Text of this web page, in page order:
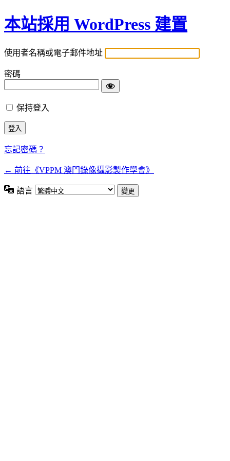
本站採用 WordPress 建置
使用者名稱或電子郵件地址
密碼
保持登入
忘記密碼？
← 前往《VPPM 澳門錄像攝影製作學會》
語言